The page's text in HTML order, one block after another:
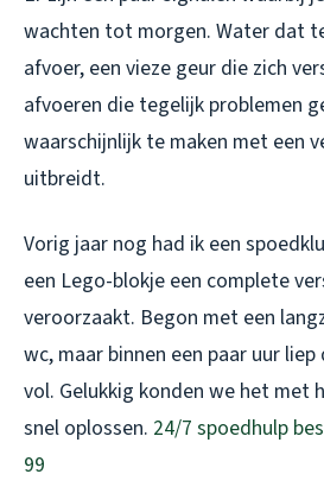
wachten tot morgen. Water dat
afvoer, een vieze geur die zich
afvoeren die tegelijk problemen
waarschijnlijk te maken met een
uitbreidt.
Vorig jaar nog had ik een
een Lego-blokje een complete
veroorzaakt. Begon met een
wc, maar binnen een paar uur
vol. Gelukkig konden we het met
snel oplossen. 24/7 spoedhulp
99